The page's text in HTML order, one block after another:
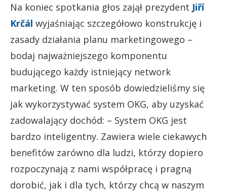
Na koniec spotkania głos zajął prezydent Jiří
Krčál wyjaśniając szczegółowo konstrukcję i
zasady działania planu marketingowego –
bodaj najważniejszego komponentu
budującego każdy istniejący network
marketing. W ten sposób dowiedzieliśmy się
jak wykorzystywać system OKG, aby uzyskać
zadowalający dochód: – System OKG jest
bardzo inteligentny. Zawiera wiele ciekawych
benefitów zarówno dla ludzi, którzy dopiero
rozpoczynają z nami współpracę i pragną
dorobić, jak i dla tych, którzy chcą w naszym